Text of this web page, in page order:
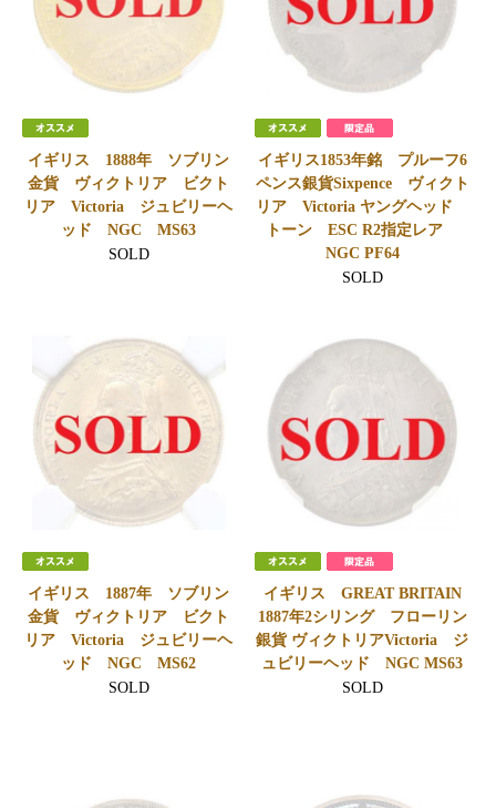
イギリス 1888年 ソブリン
金貨 ヴィクトリア ビクト
リア Victoria ジュビリーヘ
ッド NGC MS63
SOLD
イギリス1853年銘 プルーフ6
ペンス銀貨Sixpence ヴィクト
リア Victoria ヤングヘッド
トーン ESC R2指定レア
NGC PF64
SOLD
イギリス 1887年 ソブリン
金貨 ヴィクトリア ビクト
リア Victoria ジュビリーヘ
ッド NGC MS62
SOLD
イギリス GREAT BRITAIN
1887年2シリング フローリン
銀貨 ヴィクトリアVictoria ジ
ュビリーヘッド NGC MS63
SOLD